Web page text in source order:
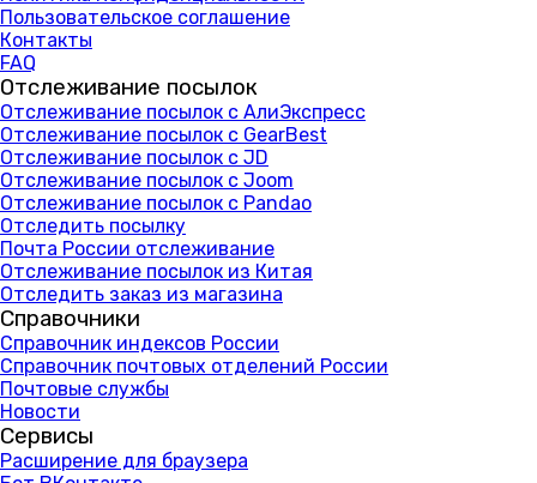
Пользовательское соглашение
Контакты
FAQ
Отслеживание посылок
Отслеживание посылок с АлиЭкспресс
Отслеживание посылок с GearBest
Отслеживание посылок с JD
Отслеживание посылок с Joom
Отслеживание посылок с Pandao
Отследить посылку
Почта России отслеживание
Отслеживание посылок из Китая
Отследить заказ из магазина
Справочники
Справочник индексов России
Справочник почтовых отделений России
Почтовые службы
Новости
Сервисы
Расширение для браузера